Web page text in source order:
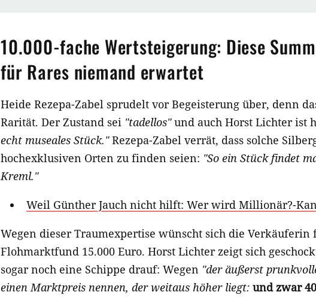
10.000-fache Wertsteigerung: Diese
für Rares niemand erwartet
Heide Rezepa-Zabel sprudelt vor Begeisterung über, denn
Rarität. Der Zustand sei "tadellos"und auch Horst Lichter ist
echt museales Stück."Rezepa-Zabel verrät, dass solche
hochexklusiven Orten zu finden seien: "So ein Stück findet
Kreml."
Weil Günther Jauch nicht hilft: Wer wird Millionär?-
Wegen dieser Traumexpertise wünscht sich die Verkäuferin
Flohmarktfund 15.000 Euro. Horst Lichter zeigt sich
sogar noch eine Schippe drauf: Wegen "der äußerst
einen Marktpreis nennen, der weitaus höher liegt: und zwar